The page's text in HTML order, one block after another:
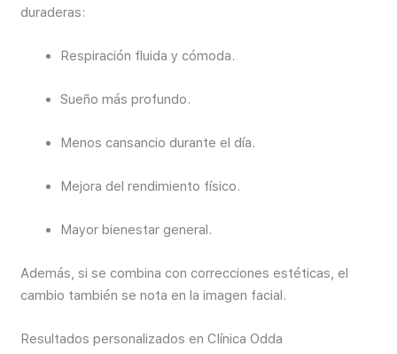
duraderas:
Respiración fluida y cómoda.
Sueño más profundo.
Menos cansancio durante el día.
Mejora del rendimiento físico.
Mayor bienestar general.
Además, si se combina con correcciones estéticas, el
cambio también se nota en la imagen facial.
Resultados personalizados en Clínica Odda